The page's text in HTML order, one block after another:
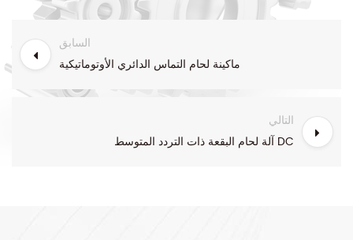
السابق
ماكينة لحام التماس الدائري الأوتوماتيكية
التالي
آلة لحام البقعة ذات التردد المتوسط ​​DC